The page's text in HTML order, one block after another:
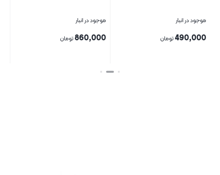
موجود در انبار
490,000تومان
موجود در انبار
860,000تومان
بستن